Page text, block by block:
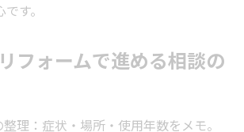
す。
フォームで進める相談の
理：症状・場所・使用年数をメモ。